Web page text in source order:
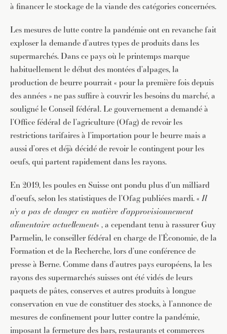
à financer le stockage de la viande des catégories concernées.
Les mesures de lutte contre la pandémie ont en revanche fait
exploser la demande d’autres types de produits dans les
supermarchés. Dans ce pays où le printemps marque
habituellement le début des montées d’alpages, la
production de beurre pourrait « pour la première fois depuis
des années » ne pas suffire à couvrir les besoins du marché, a
souligné le Conseil fédéral. Le gouvernement a demandé à
l’Office fédéral de l’agriculture (Ofag) de revoir les
restrictions tarifaires à l’importation pour le beurre mais a
aussi d’ores et déjà décidé de revoir le contingent pour les
oeufs, qui partent rapidement dans les rayons.
En 2019, les poules en Suisse ont pondu plus d’un milliard
d’oeufs, selon les statistiques de l’Ofag publiées mardi. «Il
n’y a pas de danger en matière d’approvisionnement
alimentaire actuellement« , a cependant tenu à rassurer Guy
Parmelin, le conseiller fédéral en charge de l’Économie, de la
Formation et de la Recherche, lors d’une conférence de
presse à Berne. Comme dans d’autres pays européens, la les
rayons des supermarchés suisses ont été vidés de leurs
paquets de pâtes, conserves et autres produits à longue
conservation en vue de constituer des stocks, à l’annonce de
mesures de confinement pour lutter contre la pandémie,
imposant la fermeture des bars, restaurants et commerces